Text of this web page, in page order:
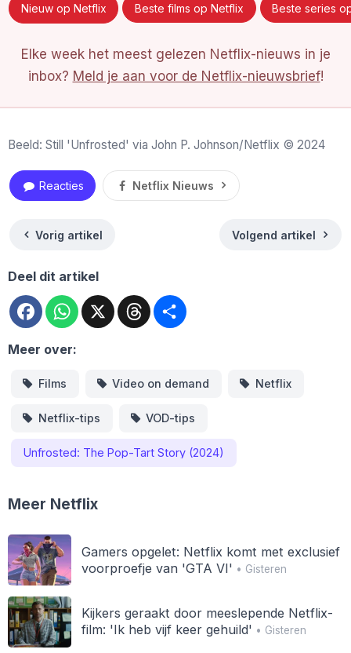
Nieuw op Netflix Beste films op Netflix Beste series
Elke week het meest gelezen Netflix-nieuws in je
inbox? Meld je aan voor de Netflix-nieuwsbrief!
Beeld: Still 'Unfrosted' via John P. Johnson/Netflix © 2024
Reacties Netflix Nieuws
Vorig artikel Volgend artikel
Deel dit artikel
FacebookWhatsApp
X Threads
Meer over:
Films Video on demand Netflix
Netflix-tips VOD-tips
Unfrosted: The Pop-Tart Story (2024)
Meer Netflix
Gamers opgelet: Netflix komt met exclusief
voorproefje van 'GTA VI' • Gisteren
Kijkers geraakt door meeslepende Netflix-
film: 'Ik heb vijf keer gehuild' • Gisteren